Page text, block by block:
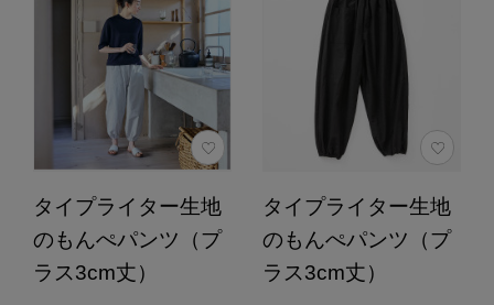
タイプライター生地
のもんぺパンツ（プ
ラス3cm丈）
タイプライター生地
のもんぺパンツ（プ
ラス3cm丈）